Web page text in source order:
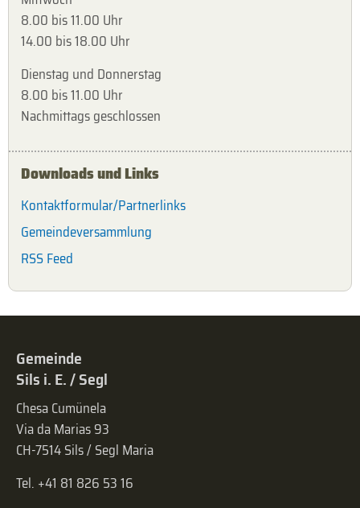
8.00 bis 11.00 Uhr
14.00 bis 18.00 Uhr
Dienstag und Donnerstag
8.00 bis 11.00 Uhr
Nachmittags geschlossen
Downloads und Links
Kontaktformular/Partnerlinks
Gemeindeversammlung
RSS Feed
Gemeinde
Sils i. E. / Segl
Chesa Cumünela
Via da Marias 93
CH-7514 Sils / Segl Maria
Tel. +41 81 826 53 16